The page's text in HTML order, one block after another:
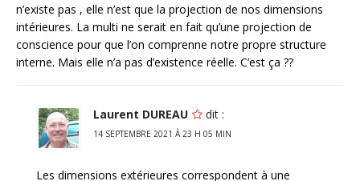
n’existe pas , elle n’est que la projection de nos dimensions
intérieures. La multi ne serait en fait qu’une projection de
conscience pour que l’on comprenne notre propre structure
interne. Mais elle n’a pas d’existence réelle. C’est ça ??
Laurent DUREAU dit :
14 SEPTEMBRE 2021 À 23 H 05 MIN
Les dimensions extérieures correspondent à une